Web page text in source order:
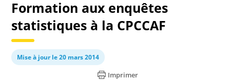
Formation aux enquêtes
statistiques à la CPCCAF
Mise à jour le 20 mars 2014
Imprimer